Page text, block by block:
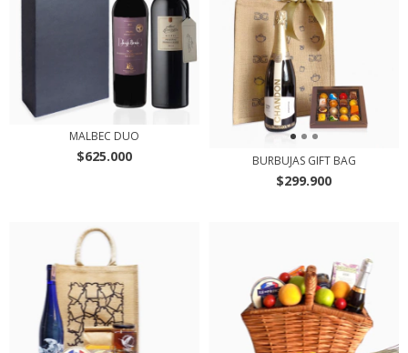
MALBEC DUO
$625.000 BURBUJAS GIFT BAG
$299.900